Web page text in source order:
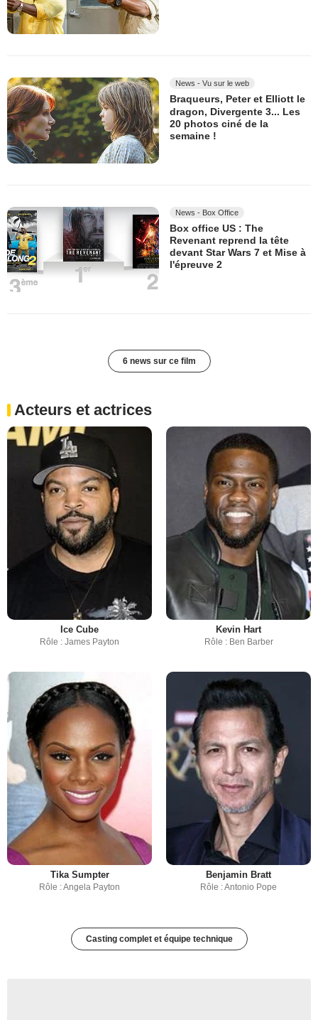
News - Vu sur le web
Braqueurs, Peter et Elliott le
dragon, Divergente 3... Les
20 photos ciné de la
semaine !
News - Box Office
Box office US : The
Revenant reprend la tête
devant Star Wars 7 et Mise à
l'épreuve 2
6 news sur ce film
Acteurs et actrices
Ice Cube
Rôle : James Payton
Kevin Hart
Rôle : Ben Barber
Tika Sumpter
Rôle : Angela Payton
Benjamin Bratt
Rôle : Antonio Pope
Casting complet et équipe technique